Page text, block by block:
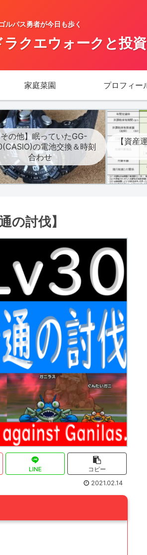
ゴルパス勇者が今日も歩く
ラクエウォークと投
家庭菜園 プロフィー
その他】眠っていたGG-
の電池交換＆時刻
合わせ
【資
討伐】
LINE
コピー
2021.02.14